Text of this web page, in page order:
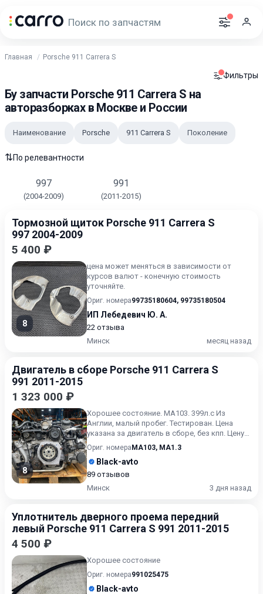
Главная Porsche 911 Carrera S
Фильтры
Бу запчасти Porsche 911 Carrera S на
авторазборках в Москве и России
Наименование Porsche 911 Carrera S Поколение
⇅По релевантности
997
(2004-2009)
991
(2011-2015)
Тормозной щиток Porsche 911 Carrera S
997 2004-2009
5 400 ₽
8
цена может меняться в зависимости от
курсов валют - конечную стоимость
уточняйте.
Ориг. номера99735180604, 99735180504
ИП Лебедевич Ю. А.
22 отзыва
Минск
месяц назад
Двигатель в сборе Porsche 911 Carrera S
991 2011-2015
1 323 000 ₽
8
Хорошее состояние. MA103. 399л.c Из
Англии, малый пробег. Тестирован. Цена
указана за двигатель в сборе, без кпп. Цену
за столб уточняйте.
Ориг. номера MA103, MA1.3
Black-avto
89 отзывов
Минск
3 дня назад
Уплотнитель дверного проема передний
левый Porsche 911 Carrera S 991 2011-2015
4 500 ₽
Хорошее состояние
Ориг. номера991025475
Black-avto